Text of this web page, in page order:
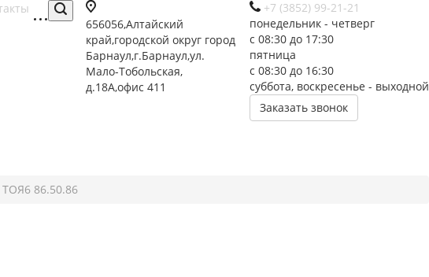
+7 (3852) 99-21-21
понедельник - четверг
с 08:30 до 17:30
пятница
с 08:30 до 16:30
суббота, воскресенье - выходной
Заказать звонок
656056,Алтайский
край,городской округ город
Барнаул,г.Барнаул,ул.
Мало-Тобольская,
д.18А,офис 411
86.50.86